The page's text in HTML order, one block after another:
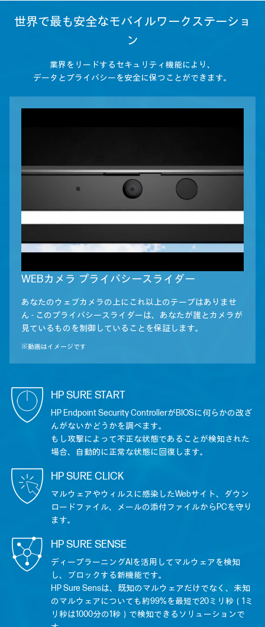
世界で最も安全なモバイルワークステーショ
ン
業界をリードするセキュリティ機能により、
データとプライバシーを安全に保つことができます。
WEBカメラ プライバシースライダー
あなたのウェブカメラの上にこれ以上のテープはありませ
ん - このプライバシースライダーは、あなたが誰とカメラが
見ているものを制御していることを保証します。
※動画はイメージです
HP SURE START
HP Endpoint Security ControllerがBIOSに何らかの改ざ
んがないかどうかを調べます。
もし攻撃によって不正な状態であることが検知された
場合、自動的に正常な状態に回復します。
HP SURE CLICK
マルウェアやウィルスに感染したWebサイト、ダウン
ロードファイル、メールの添付ファイルからPCを守り
ます。
HP SURE SENSE
ディープラーニングAIを活用してマルウェアを検知
し、ブロックする新機能です。
HP Sure Sensは、既知のマルウェアだけでなく、未知
のマルウェアについても約99%を最短で20ミリ秒（1ミ
リ秒は1000分の1秒）で検知できるソリューションで